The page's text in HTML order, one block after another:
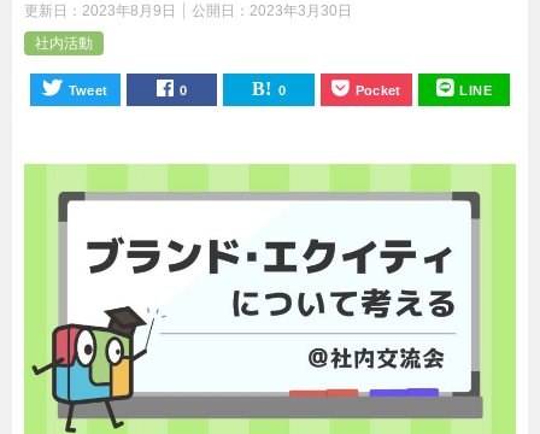
更新日： 2023年8月9日 公開日： 2023年3月30日
社内活動
Tweet 0 0 Pocket LINE